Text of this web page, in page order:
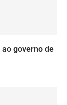
ao governo de